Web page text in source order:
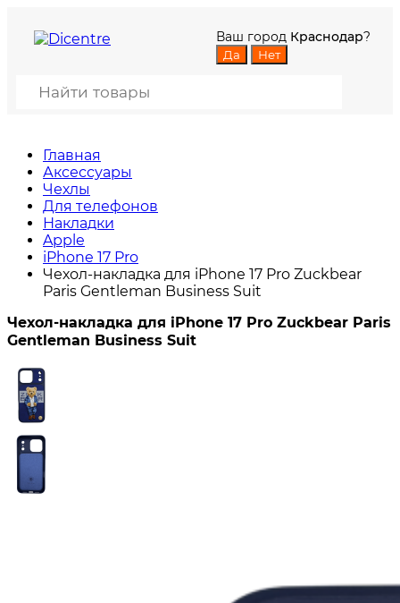
Ваш город Краснодар?
Главная
Аксессуары
Чехлы
Для телефонов
Накладки
Apple
iPhone 17 Pro
Чехол-накладка для iPhone 17 Pro Zuckbear
Paris Gentleman Business Suit
Чехол-накладка для iPhone 17 Pro Zuckbear Paris
Gentleman Business Suit